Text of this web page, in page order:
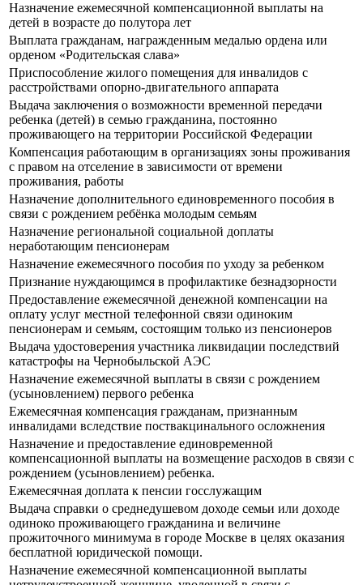
Назначение ежемесячной компенсационной выплаты на
детей в возрасте до полутора лет
Выплата гражданам, награжденным медалью ордена или
орденом «Родительская слава»
Приспособление жилого помещения для инвалидов с
расстройствами опорно-двигательного аппарата
Выдача заключения о возможности временной передачи
ребенка (детей) в семью гражданина, постоянно
проживающего на территории Российской Федерации
Компенсация работающим в организациях зоны проживания
с правом на отселение в зависимости от времени
проживания, работы
Назначение дополнительного единовременного пособия в
связи с рождением ребёнка молодым семьям
Назначение региональной социальной доплаты
неработающим пенсионерам
Назначение ежемесячного пособия по уходу за ребенком
Признание нуждающимся в профилактике безнадзорности
Предоставление ежемесячной денежной компенсации на
оплату услуг местной телефонной связи одиноким
пенсионерам и семьям, состоящим только из пенсионеров
Выдача удостоверения участника ликвидации последствий
катастрофы на Чернобыльской АЭС
Назначение ежемесячной выплаты в связи с рождением
(усыновлением) первого ребенка
Ежемесячная компенсация гражданам, признанным
инвалидами вследствие поствакцинального осложнения
Назначение и предоставление единовременной
компенсационной выплаты на возмещение расходов в связи с
рождением (усыновлением) ребенка.
Ежемесячная доплата к пенсии госслужащим
Выдача справки о среднедушевом доходе семьи или доходе
одиноко проживающего гражданина и величине
прожиточного минимума в городе Москве в целях оказания
бесплатной юридической помощи.
Назначение ежемесячной компенсационной выплаты